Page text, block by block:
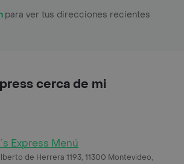
para ver tus direcciones recientes
cerca de mi
Express Menú
de Herrera 1193, 11300 Montevideo,